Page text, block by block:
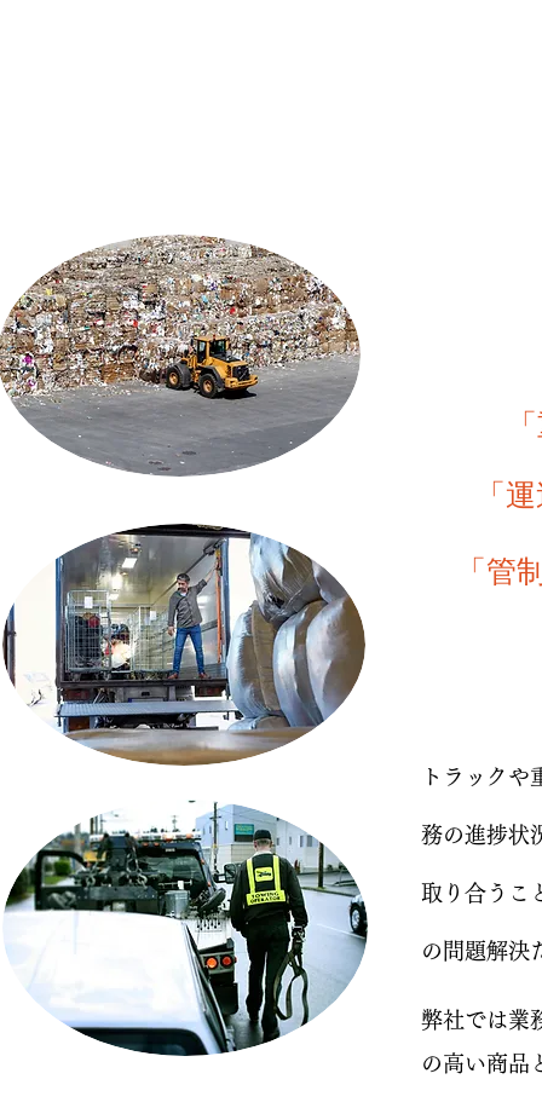
「​
「管
トラックや
務の進捗状
取り合うこ
の問題解決
弊社では業
の高い商品